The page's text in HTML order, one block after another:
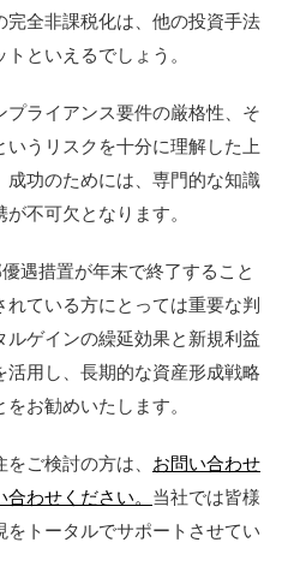
全非課税化は、他の投資手法
といえるでしょう。
ライアンス要件の厳格性、そ
いうリスクを十分に理解した上
成功のためには、専門的な知識
不可欠となります。
遇措置が年末で終了すること
ている方にとっては重要な判
ゲインの繰延効果と新規利益
用し、長期的な資産形成戦略
お勧めいたします。
ご検討の方は、 お問い合わせ
わせください。 当社では皆様
トータルでサポートさせてい